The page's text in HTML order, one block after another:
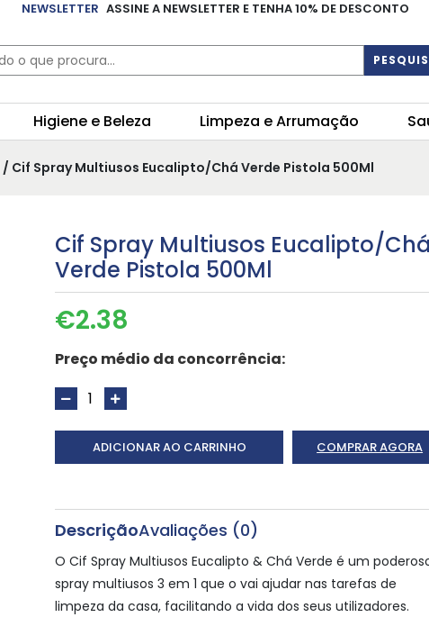
NEWSLETTER ASSINE A NEWSLETTER E TENHA 10% DE DESCONTO
Higiene e Beleza Limpeza e Arrumação
/ Cif Spray Multiusos Eucalipto/Chá Verde Pistola 500Ml
Cif Spray Multiusos Eucalipto/Chá
Verde Pistola 500Ml
€2.38
Preço médio da concorrência:
ADICIONAR AO CARRINHO COMPRAR AGORA
DescriçãoAvaliações (0)
O Cif Spray Multiusos Eucalipto & Chá Verde é um
spray multiusos 3 em 1 que o vai ajudar nas tarefas de
limpeza da casa, facilitando a vida dos seus utilizadores.